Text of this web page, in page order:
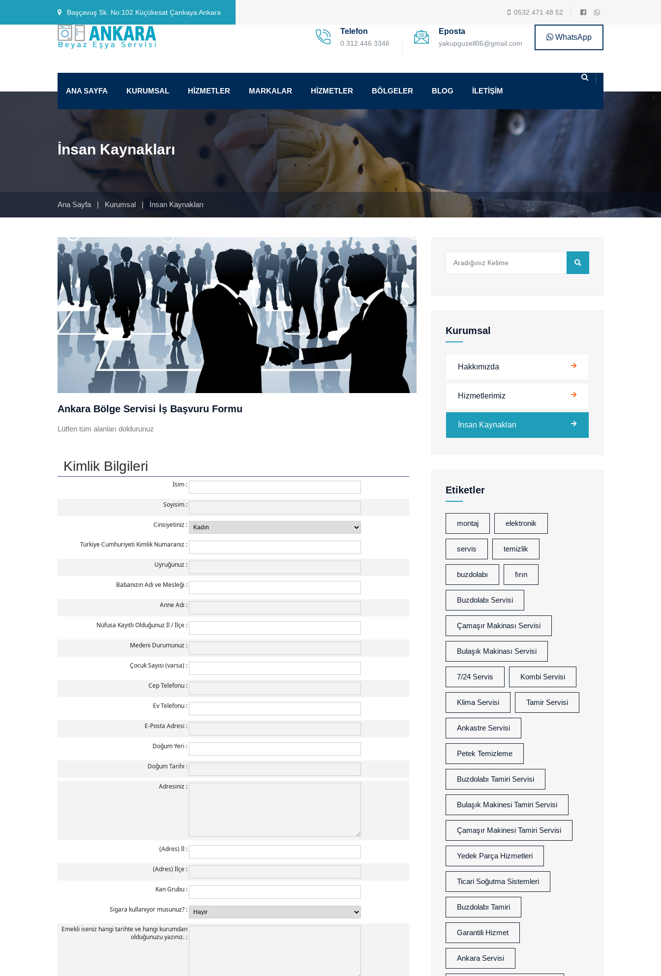
Başçavuş Sk. No:102 Küçükesat Çankaya Ankara 0532 471 48 52
Telefon
0.312.446 3346
Eposta
yakupguzell06@gmail.com
WhatsApp
ANA SAYFA KURUMSAL HİZMETLER MARKALAR HİZMETLER BÖLGELER BLOG İLETİŞİM
İnsan Kaynakları
Ana Sayfa | Kurumsal | İnsan Kaynakları
Ankara Bölge Servisi İş Başvuru Formu
Lütfen tüm alanları doldurunuz
Kurumsal
Hakkımızda
Hizmetlerimiz
İnsan Kaynakları
Etiketler
montaj elektronik
servis temizlik
buzdolabı fırın
Buzdolabı Servisi
Çamaşır Makinası Servisi
Bulaşık Makinası Servisi
7/24 Servis Kombi Servisi
Klima Servisi Tamir Servisi
Ankastre Servisi
Petek Temizleme
Buzdolabı Tamiri Servisi
Bulaşık Makinesi Tamiri Servisi
Çamaşır Makinesi Tamiri Servisi
Yedek Parça Hizmetleri
Ticari Soğutma Sistemleri
Buzdolabı Tamiri
Garantili Hizmet
Ankara Servisi